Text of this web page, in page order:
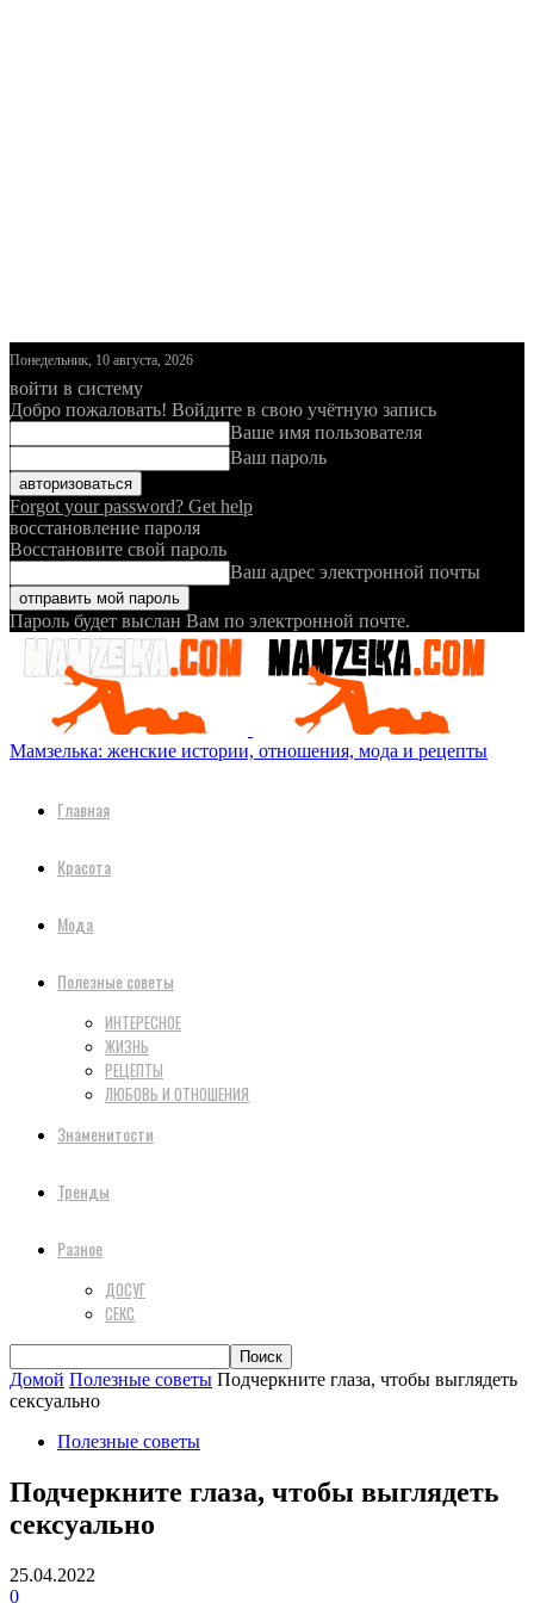
Понедельник, 10 августа, 2026
войти в систему
Добро пожаловать! Войдите в свою учётную запись
Ваше имя пользователя
Ваш пароль
Forgot your password? Get help
восстановление пароля
Восстановите свой пароль
Ваш адрес электронной почты
Пароль будет выслан Вам по электронной почте.
Мамзелька: женские истории, отношения, мода и рецепты
Главная
Красота
Мода
Полезные советы
ИНТЕРЕСНОЕ
ЖИЗНЬ
РЕЦЕПТЫ
ЛЮБОВЬ И ОТНОШЕНИЯ
Знаменитости
Тренды
Разное
ДОСУГ
СЕКС
Домой Полезные советы Подчеркните глаза, чтобы выглядеть
сексуально
Полезные советы
Подчеркните глаза, чтобы выглядеть
сексуально
25.04.2022
0